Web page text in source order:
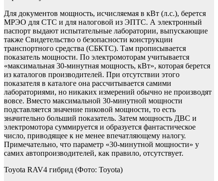
Для документов мощность, исчисляемая в кВт (л.с.), берется
МРЭО для СТС и для налоговой из ЭПТС. А электронный
паспорт выдают испытательные лаборатории, выпускающие
также Свидетельство о безопасности конструкции
транспортного средства (СБКТС). Там прописывается
показатель мощности. По электромоторам учитывается
«максимальная 30-минутная мощность, кВт», которая берется
из каталогов производителей. При отсутствии этого
показателя в каталоге она рассчитывается самими
лабораториями, но никаких измерений обычно не производят
вовсе. Вместо максимальной 30-минутной мощности
подставляется значение пиковой мощности, то есть
значительно больший показатель. Затем мощность ДВС и
электромотора суммируется и образуется фантастическое
число, приводящее к не менее впечатляющему налогу.
Примечательно, что параметр «30-минутной мощности» у
самих автопроизводителей, как правило, отсутствует.
Toyota RAV4 гибрид (Фото: Toyota)